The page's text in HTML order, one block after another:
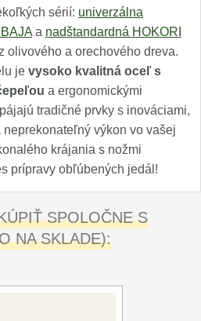
sérií: univerzálna
a nadštandardná HOKORI
olivového a orechového dreva.
je vysoko kvalitná oceľ s
a ergonomickými
tradičné prvky s inováciami,
výkon vo vašej
krájania s nožmi
prípravy obľúbených jedál!
SPOLOČNE S
NA SKLADE):